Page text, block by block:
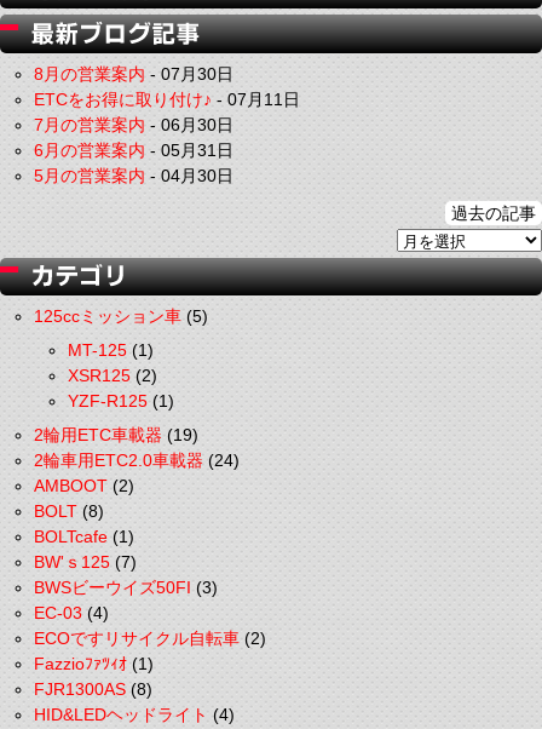
8月の営業案内-07月30日
ETCをお得に取り付け♪-07月11日
7月の営業案内-06月30日
6月の営業案内-05月31日
5月の営業案内-04月30日
過去の記事
125ccミッション車(5)
MT-125(1)
XSR125(2)
YZF-R125(1)
2輪用ETC車載器(19)
2輪車用ETC2.0車載器(24)
AMBOOT(2)
BOLT(8)
BOLTcafe(1)
BW'ｓ125(7)
BWSビーウイズ50FI(3)
EC-03(4)
ECOですリサイクル自転車(2)
Fazzioﾌｧﾂｨｵ(1)
FJR1300AS(8)
HID&LEDヘッドライト(4)